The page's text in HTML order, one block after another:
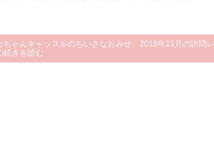
ちゃんキャッスルのちいさなおみせ、2018年11月の訪問レ
続きを読む